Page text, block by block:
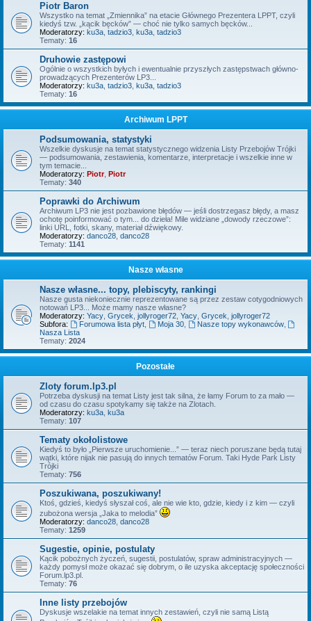
Piotr Baron
Wszystko na temat „Zmiennika” na etacie Głównego Prezentera LPPT, czyli
kiedyś tzw. „kącik bęcków” — choć nie tylko samych bęcków...
Moderatorzy: ku3a tadzio3 ku3a tadzio3
Tematy: 16
Druhowie zastępowi
Ogólnie o wszystkich byłych i ewentualnie przyszłych zastępstwach główno-
prowadzących Prezenterów LP3...
Moderatorzy: ku3a tadzio3 ku3a tadzio3
Tematy: 16
Archiwum LPPT
Podsumowania, statystyki
Wszelkie dyskusje na temat statystycznego widzenia Listy Przebojów Trójki
— podsumowania, zestawienia, komentarze, interpretacje i wszelkie inne w
tym temacie...
Moderatorzy: Piotr, Piotr
Tematy: 340
Poprawki do Archiwum
Archiwum LP3 nie jest pozbawione błędów — jeśli dostrzegasz błędy, a masz
ochotę poinformować o tym... do dzieła! Mile widziane „dowody rzeczowe”:
linki URL, fotki, skany, materiał dźwiękowy.
Moderatorzy: danco28 danco28
Tematy: 1141
Nasze własne
Nasze własne... topy, plebiscyty, rankingi
Nasze gusta niekoniecznie reprezentowane są przez zestaw cotygodniowych
notowań LP3... Może mamy nasze własne?
Moderatorzy: Yacy Grycek jollyroger72 Yacy Grycek jollyroger72
Subfora:
Forumowa lista płyt, Moja 30, Nasze topy wykonawców,
Nasza Lista
Tematy: 2024
Pozostałe
Zloty forum.lp3.pl
Potrzeba dyskusji na temat Listy jest tak silna, że łamy Forum to za mało —
od czasu do czasu spotykamy się także na Zlotach.
Moderatorzy: ku3a ku3a
Tematy: 107
Tematy okołolistowe
Kiedyś to było „Pierwsze uruchomienie...” — teraz niech poruszane będą tutaj
wątki, które nijak nie pasują do innych tematów Forum. Taki Hyde Park Listy
Trójki
Tematy: 756
Poszukiwana, poszukiwany!
Ktoś, gdzieś, kiedyś słyszał coś, ale nie wie kto, gdzie, kiedy i z kim — czyli
zubożona wersja „Jaka to melodia”
Moderatorzy: danco28 danco28
Tematy: 1259
Sugestie, opinie, postulaty
Kącik pobożnych życzeń, sugestii, postulatów, spraw administracyjnych —
każdy pomysł może okazać się dobrym, o ile uzyska akceptację społeczności
Forum.lp3.pl.
Tematy: 76
Inne listy przebojów
Dyskusje wszelakie na temat innych zestawień, czyli nie samą Listą